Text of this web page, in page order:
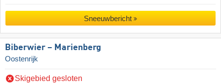
Sneeuwbericht
Biberwier – Marienberg
Oostenrijk
Skigebied gesloten